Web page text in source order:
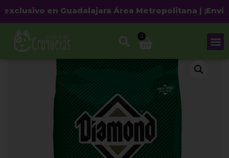
en Guadalajara Área Metropolitana | ¡Envío
0